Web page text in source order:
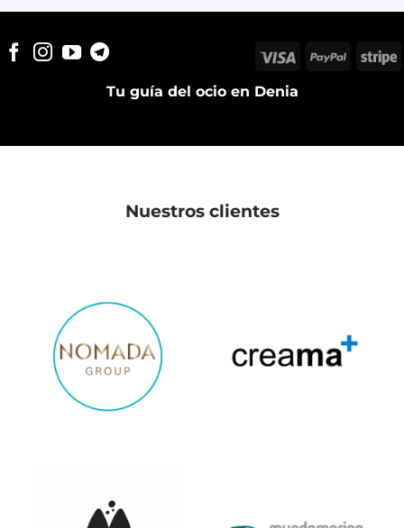
Tu guía del ocio en Denia
Visa PayPal
Nuestros clientes